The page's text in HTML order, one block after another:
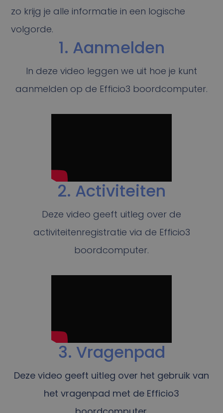
zo krijg je alle informatie in een logische
volgorde.
1. Aanmelden
In deze video leggen we uit hoe je kunt
aanmelden op de Efficio3 boordcomputer.
2. Activiteiten
Deze video geeft uitleg over de
activiteitenregistratie via de Efficio3
boordcomputer.
3. Vragenpad
Deze video geeft uitleg over het gebruik van
het vragenpad met de Efficio3